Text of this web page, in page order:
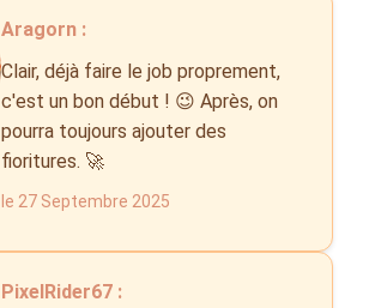
Aragorn :
Clair, déjà faire le job proprement,
c'est un bon début ! 😉 Après, on
pourra toujours ajouter des
fioritures. 🚀
le 27 Septembre 2025
PixelRider67 :